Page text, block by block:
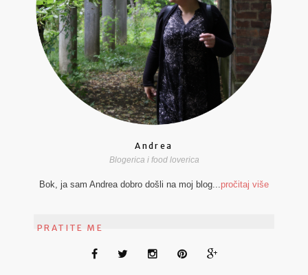
Andrea
Blogerica i food loverica
Bok, ja sam Andrea dobro došli na moj blog...pročitaj više
PRATITE ME